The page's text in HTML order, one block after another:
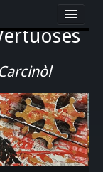
LOCAUX